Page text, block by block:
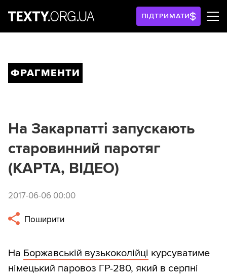
ПІДТРИМАТИ
ФРАГМЕНТИ
На Закарпатті запускають
старовинний паротяг
(КАРТА, ВІДЕО)
2017-06-06 00:00
Поширити
На Боржавській вузькоколійці курсуватиме
німецький паровоз ГР-280, який в серпні